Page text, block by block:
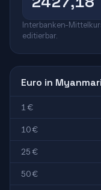
Interbanken-
editierbar.
Euro in
1 €
10 €
25 €
50 €